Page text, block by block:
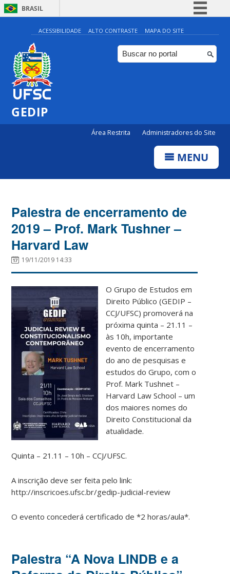
BRASIL
Simplifique!
Comunica BR
Participe
ACESSIBILIDADE ALTO CONTRASTE MAPA DO SITE
GEDIP
Área Restrita Administradores do Site
MENU
Palestra de encerramento de
2019 – Prof. Mark Tushner –
Harvard Law
19/11/2019 14:33
O Grupo de Estudos em
Direito Público (GEDIP –
CCJ/UFSC) promoverá na
próxima quinta – 21.11 –
às 10h, importante
evento de encerramento
do ano de pesquisas e
estudos do Grupo, com o
Prof. Mark Tushnet –
Harvard Law School – um
dos maiores nomes do
Direito Constitucional da
atualidade.
Quinta – 21.11 – 10h – CCJ/UFSC.
A inscrição deve ser feita pelo link:
http://inscricoes.ufsc.br/gedip-judicial-review
O evento concederá certificado de *2 horas/aula*.
Palestra “A Nova LINDB e a